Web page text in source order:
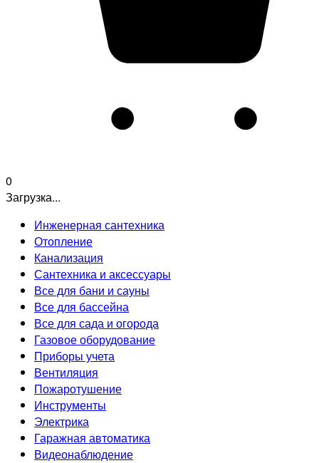
0
Загрузка...
Инженерная сантехника
Отопление
Канализация
Сантехника и аксессуары
Все для бани и сауны
Все для бассейна
Все для сада и огорода
Газовое оборудование
Приборы учета
Вентиляция
Пожаротушение
Инструменты
Электрика
Гаражная автоматика
Видеонаблюдение